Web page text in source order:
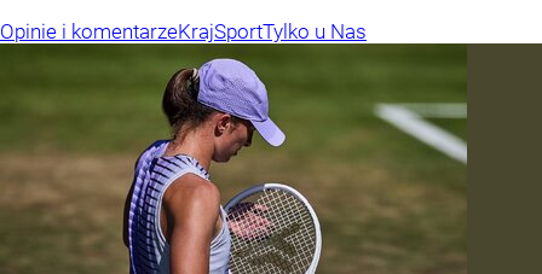
Opinie i komentarzeKrajSportTylko u Nas